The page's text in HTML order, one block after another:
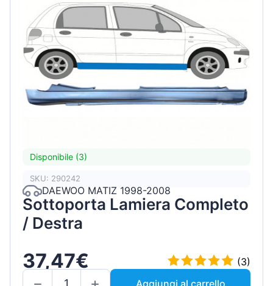
Disponibile (3)
SKU: 290242
DAEWOO MATIZ 1998-2008
Sottoporta Lamiera Completo
/ Destra
37,47€
(3)
Aggiungi al carrello